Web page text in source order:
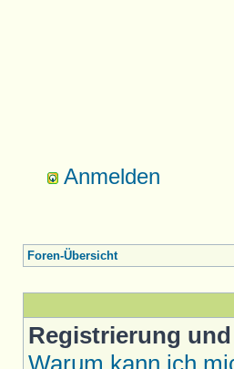
Anmelden
Foren-Übersicht
Registrierung
Warum kann ich